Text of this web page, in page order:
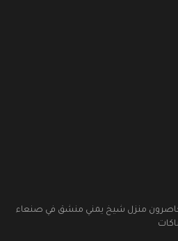
منزل شيخ يمني منشق في صنعاء